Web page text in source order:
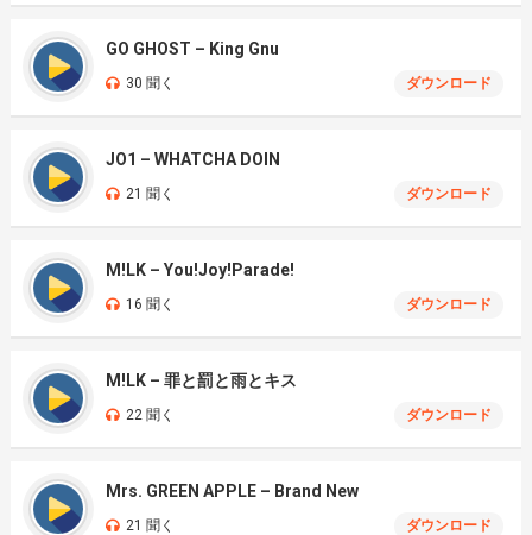
GO GHOST – King Gnu
30 聞く ダウンロード
JO1 – WHATCHA DOIN
21 聞く ダウンロード
M!LK – You!Joy!Parade!
16 聞く ダウンロード
M!LK – 罪と罰と雨とキス
22 聞く ダウンロード
Mrs. GREEN APPLE – Brand New
21 聞く ダウンロード